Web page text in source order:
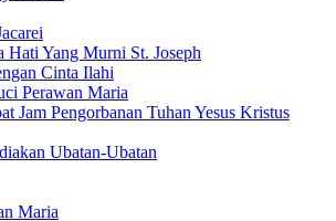
Hati Yang Murni St. Joseph
Cinta Ilahi
Perawan Maria
Jam Pengorbanan Tuhan Yesus Kristus
Ubatan-Ubatan
Maria